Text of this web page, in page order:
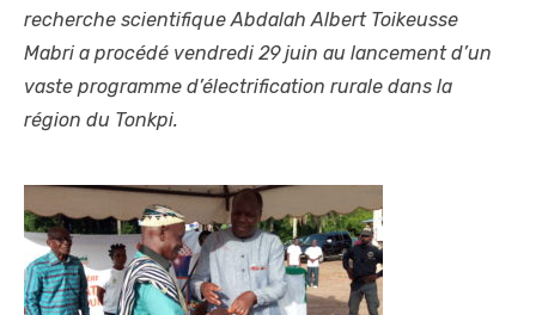
recherche scientifique Abdalah Albert Toikeusse
Mabri a procédé vendredi 29 juin au lancement d’un
vaste programme d’électrification rurale dans la
région du Tonkpi.